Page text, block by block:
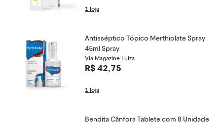
1 loja
Antisséptico Tópico Merthiolate Spray
45ml Spray
Via Magazine Luiza
R$ 42,75
1 loja
Bendita Cânfora Tablete com 8 Unidade